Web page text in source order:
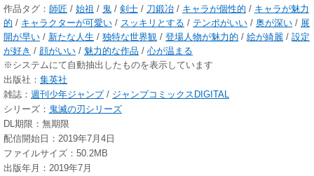
作品タグ： 師匠 / 始祖 / 鬼 / 剣士 / 刀鍛冶 / キャラが個性的 / キャラが魅力
的 / キャラクターが可愛い / スッキリとする / テンポがいい / 奥が深い / 展
開が早い / 新たな人生 / 独特な世界観 / 登場人物が魅力的 / 絵が綺麗 / 設定
が好き / 顔がいい / 魅力的な作品 / 心が温まる
※システムにて自動抽出したものを表示しています
出版社： 集英社
雑誌： 週刊少年ジャンプ/ ジャンプコミックスDIGITAL
シリーズ： 鬼滅の刃シリーズ
DL期限：無期限
配信開始日：2019年7月4日
ファイルサイズ：50.2MB
出版年月：2019年7月